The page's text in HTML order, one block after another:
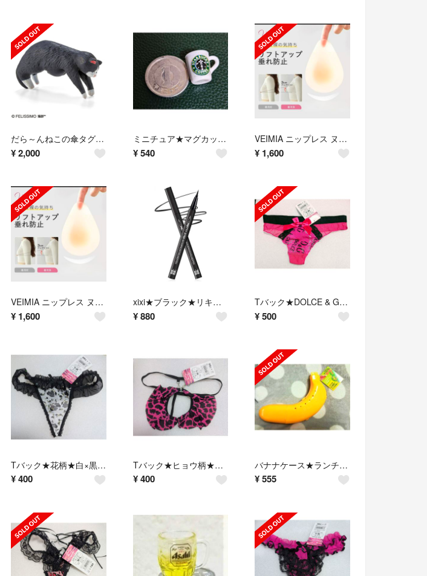
だら～んねこの傘タグ★そこで寝ちゃうの？★ハチワレ★フェリシモ★
¥2,000
ミニチュア★マグカップ★コーヒー★new★スターバックス★ドールハウスに★
¥ 540
VEIMIA ニップレス ヌーブラ★L★0.2CM超薄 シリコンブラ強粘着パッド
¥ 1,600
VEIMIA ニップレス ヌーブラ★L★0.2CM超薄 シリコンブラ強粘着パッド
¥ 1,600
xixi★ブラック★リキッドアイライナー★シスターアン以上にハイレベル★1本★
¥ 880
Tバック★DOLCE & GABBANA★リボン★ピンク★M-L★36%OFF★
¥500
Tバック★花柄★白×黒★M-L★ホログラム★キラキラ★４９％OFF★
¥400
Tバック★ヒョウ柄★ピンク★M-L★フリル穴あき★４９％OFF★
¥ 400
バナナケース★ランチタイムやおやつに★栄養補給に★スポーツ選手も持ってます★
¥555